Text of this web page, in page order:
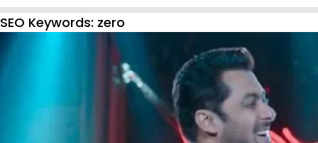
SEO Keywords: zero